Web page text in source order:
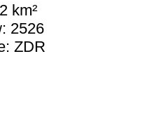
km²
2526
ZDR